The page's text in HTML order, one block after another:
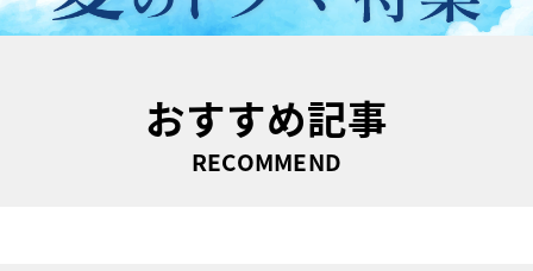
おすすめ記事
RECOMMEND